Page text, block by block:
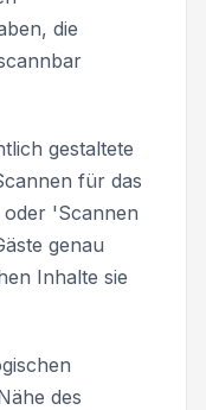
die
gestaltete
für das
oder 'Scannen
genau
Inhalte sie
des